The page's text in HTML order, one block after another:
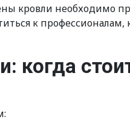
кровли необходимо
к
когда